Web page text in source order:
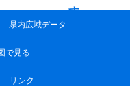
す
県内広域データ
で見る
リンク